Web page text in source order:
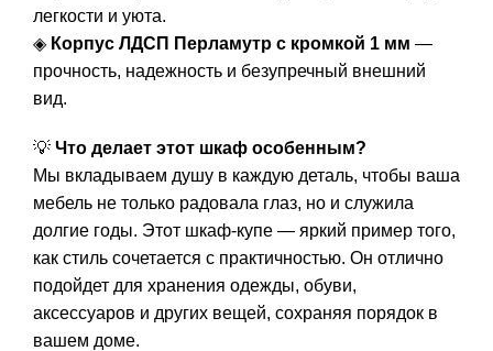
легкости и уюта.
◈ Корпус ЛДСП Перламутр с кромкой 1 мм —
прочность, надежность и безупречный внешний
вид.
💡 Что делает этот шкаф особенным?
Мы вкладываем душу в каждую деталь, чтобы ваша
мебель не только радовала глаз, но и служила
долгие годы. Этот шкаф-купе — яркий пример того,
как стиль сочетается с практичностью. Он отлично
подойдет для хранения одежды, обуви,
аксессуаров и других вещей, сохраняя порядок в
вашем доме.